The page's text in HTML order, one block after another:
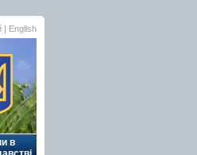
| English
в